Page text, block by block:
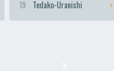
19 Tedako-Uranishi